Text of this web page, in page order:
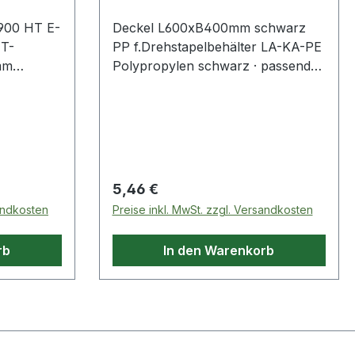
HT E-
,
GS
vom
Nr.
Deckel L600xB400mm schwarz
PP f.Drehstapelbehälter LA-KA-PE
Polypropylen schwarz · passend
Regulärer Preis:
5,46 €
Preise inkl. MwSt. zzgl. Versandkosten
In den Warenkorb